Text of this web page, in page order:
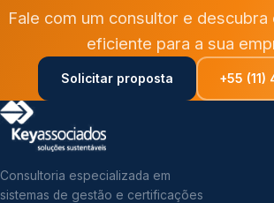
Fale com um consultor e descubra
eficiente para a sua
Solicitar proposta +55 (11)
Consultoria especializada em
sistemas de gestão e certificações